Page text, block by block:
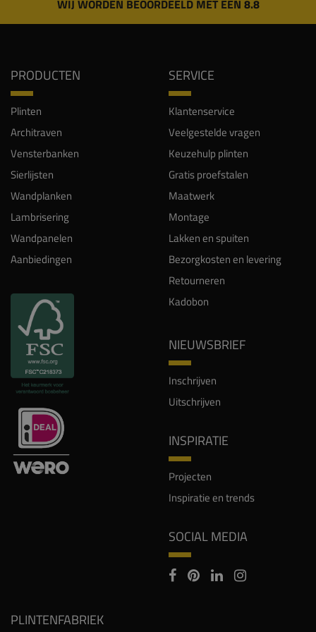
WIJ WORDEN BEOORDEELD MET EEN 8.8
PRODUCTEN
Plinten
Architraven
Vensterbanken
Sierlijsten
Wandplanken
Lambrisering
Wandpanelen
Aanbiedingen
SERVICE
Klantenservice
Veelgestelde vragen
Keuzehulp plinten
Gratis proefstalen
Maatwerk
Montage
Lakken en spuiten
Bezorgkosten en levering
Retourneren
Kadobon
NIEUWSBRIEF
Inschrijven
Uitschrijven
INSPIRATIE
Projecten
Inspiratie en trends
SOCIAL MEDIA
PLINTENFABRIEK